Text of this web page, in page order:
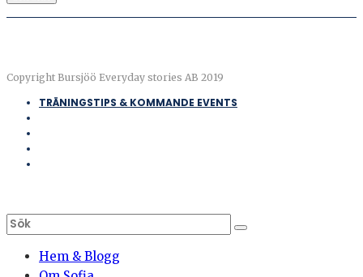
Copyright Bursjöö Everyday stories AB 2019
TRÄNINGSTIPS & KOMMANDE EVENTS
Hem & Blogg